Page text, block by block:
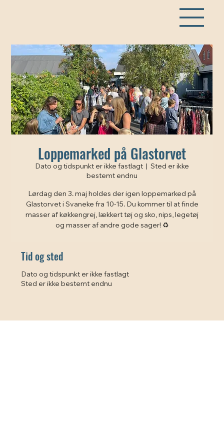
Loppemarked på Glastorvet
Dato og tidspunkt er ikke fastlagt
Sted er ikke
bestemt endnu
Lørdag den 3. maj holdes der igen loppemarked på
Glastorvet i Svaneke fra 10-15. Du kommer til at finde
masser af køkkengrej, lækkert tøj og sko, nips, legetøj
og masser af andre gode sager! ♻️
Tid og sted
Dato og tidspunkt er ikke fastlagt
Sted er ikke bestemt endnu